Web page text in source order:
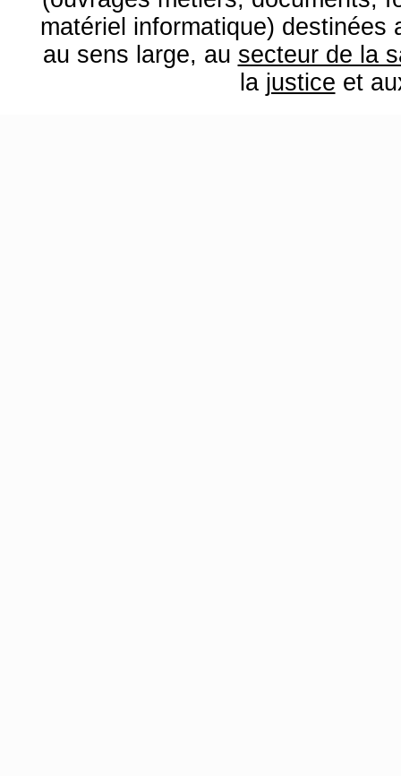
matériel informatique) destinées
au sens large, au secteur de la
la justice et